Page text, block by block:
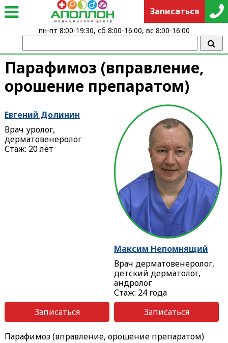
Парафимоз (вправление,
орошение препаратом)
Евгений Долинин
Врач уролог,
дерматовенеролог
Стаж: 20 лет
Записаться
Максим Непомнящий
Врач дерматовенеролог,
детский дерматолог,
андролог
Стаж: 24 года
Записаться
Парафимоз (вправление, орошение препаратом)
Записаться
пн-пт 8:00-19:30, сб 8:00-16:00, вс 8:00-16:00